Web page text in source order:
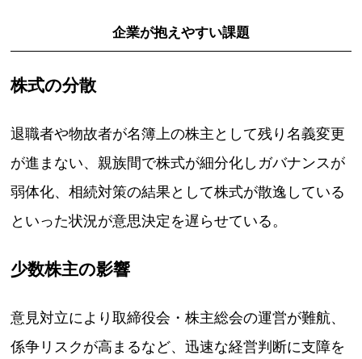
企業が抱えやすい課題
株式の分散
退職者や物故者が名簿上の株主として残り名義変更
が進まない、親族間で株式が細分化しガバナンスが
弱体化、相続対策の結果として株式が散逸している
といった状況が意思決定を遅らせている。
少数株主の影響
意見対立により取締役会・株主総会の運営が難航、
係争リスクが高まるなど、迅速な経営判断に支障を